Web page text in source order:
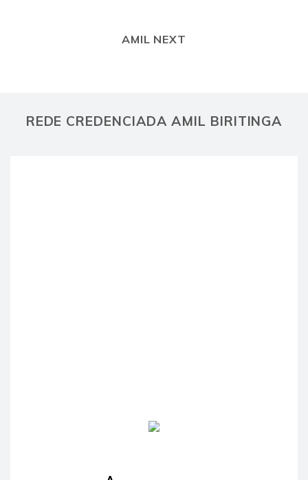
AMIL NEXT
REDE CREDENCIADA AMIL BIRITINGA